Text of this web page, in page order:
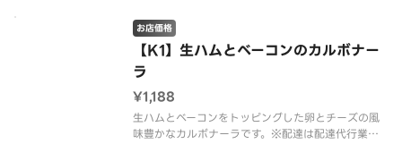
ジをご確認ください。
【K1】生ハムとベーコンのカルボナー
ラ
お店価格
¥1,188
生ハムとベーコンをトッピングした卵とチーズの風
味豊かなカルボナーラです。※配達は配達代行業者